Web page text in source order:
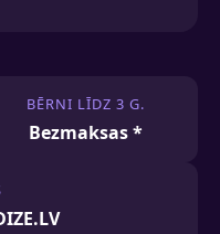
BĒRNI LĪDZ 3 G.
Bezmaksas *